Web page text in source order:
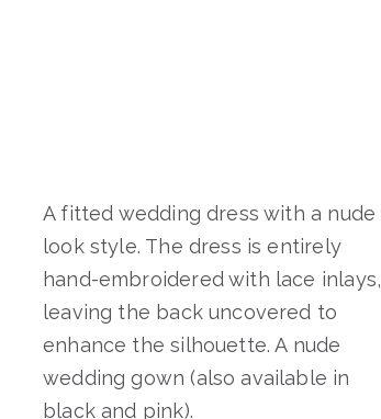
A fitted wedding dress with a nude
look style. The dress is entirely
hand-embroidered with lace inlays,
leaving the back uncovered to
enhance the silhouette. A nude
wedding gown (also available in
black and pink).